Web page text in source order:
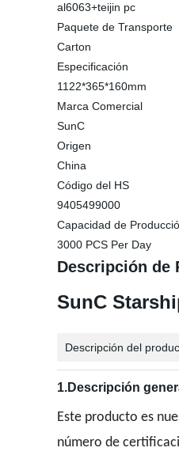
al6063+teijin pc
Paquete de Transporte
Carton
Especificación
1122*365*160mm
Marca Comercial
SunC
Origen
China
Código del HS
9405499000
Capacidad de
3000 PCS Per Day
Descripción de
SunC
Descripción del
1.Descripción
Este producto es
número de